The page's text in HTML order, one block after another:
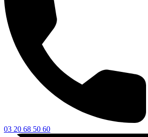
03 20 68 50 60